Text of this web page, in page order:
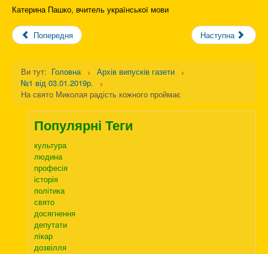
Катерина Пашко, вчитель української мови
Попередня Наступна
Ви тут: Головна
Архів випусків газети
№1 від 03.01.2019р.
На свято Миколая радість кожного проймає
Популярні Теги
культура
людина
професія
історія
політика
свято
досягнення
депутати
лікар
дозвілля